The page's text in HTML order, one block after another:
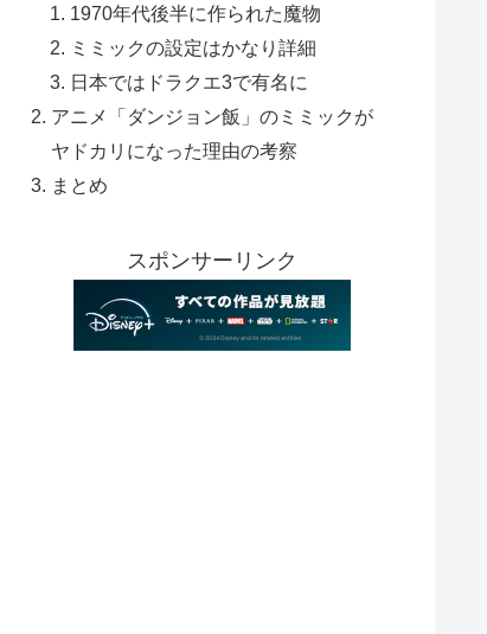
1970年代後半に作られた魔物
ミミックの設定はかなり詳細
日本ではドラクエ3で有名に
アニメ「ダンジョン飯」のミミックが
ヤドカリになった理由の考察
まとめ
スポンサーリンク